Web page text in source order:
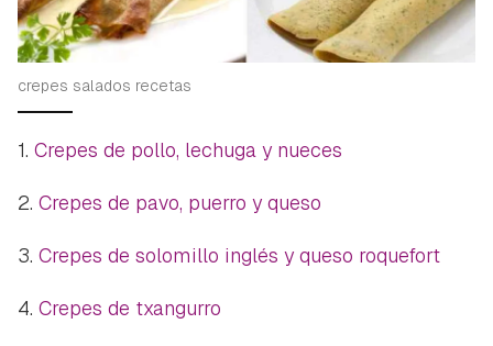
crepes salados recetas
1. Crepes de pollo, lechuga y nueces
2. Crepes de pavo, puerro y queso
3. Crepes de solomillo inglés y queso roquefort
4. Crepes de txangurro